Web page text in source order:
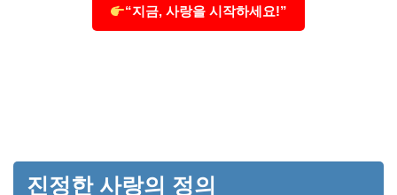
“지금, 사랑을 시작하세요!”
진정한 사랑의 정의